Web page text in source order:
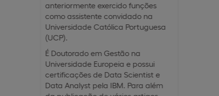
anteriormente exercido funções
como assistente convidado na
Universidade Católica Portuguesa
(UCP).
É Doutorado em Gestão na
Universidade Europeia e possui
certificações de Data Scientist e
Data Analyst pela IBM. Para além